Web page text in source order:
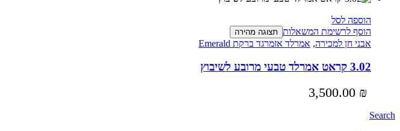
הוספה לסל
הוסף לרשימת המשאלות תצוגה מהירה
אבני חן למכירה, אמרלד אזמרגד ברקת Emerald
3.02 קראט אמרלד טבעי מרובע לשיבוץ
3,500.00 ₪
Search